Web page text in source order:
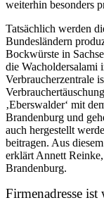
weiterhin besonders
Tatsächlich werden
Bundesländern
Bockwürste in
die Wacholdersalami
Verbraucherzentrale
‚Eberswalder‘ mit
Brandenburg und
auch hergestellt
beitragen. Aus
erklärt Annett
Brandenburg.
Firmenadresse